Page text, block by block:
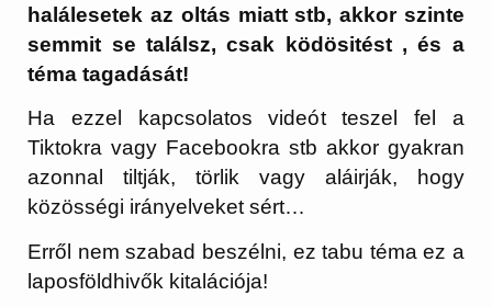
halálesetek az oltás miatt stb, akkor szinte
semmit se találsz, csak ködösitést , és a
téma tagadását!
Ha ezzel kapcsolatos videót teszel fel a
Tiktokra vagy Facebookra stb akkor gyakran
azonnal tiltják, törlik vagy aláirják, hogy
közösségi irányelveket sért…
Erről nem szabad beszélni, ez tabu téma ez a
laposföldhivők kitalációja!